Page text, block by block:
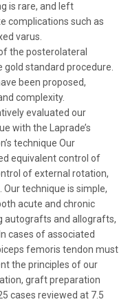
is rare, and left
complications such as
varus.
the posterolateral
standard procedure.
been proposed,
complexity.
evaluated our
with the Laprade’s
technique Our
equivalent control of
of external rotation,
technique is simple,
acute and chronic
autografts and allografts,
cases of associated
femoris tendon must
the principles of our
graft preparation
cases reviewed at 7.5